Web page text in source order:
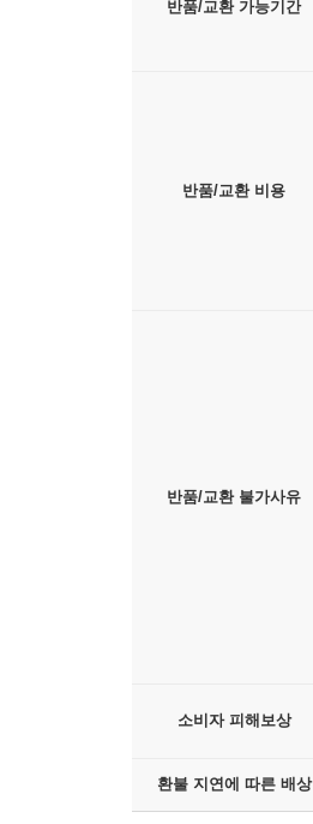
반품/교환 가능기간
반품/교환 비용
반품/교환 불가사유
소비자 피해보상
환불 지연에 따른 배상